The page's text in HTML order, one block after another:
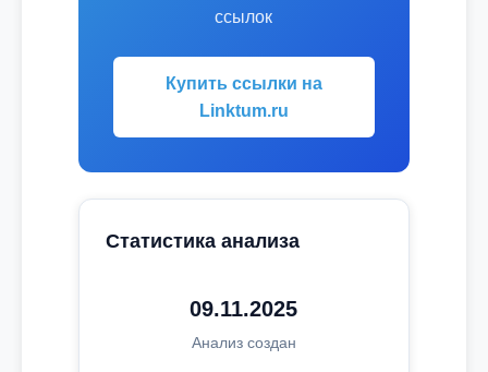
ссылок
Купить ссылки на
Linktum.ru
Статистика анализа
09.11.2025
Анализ создан